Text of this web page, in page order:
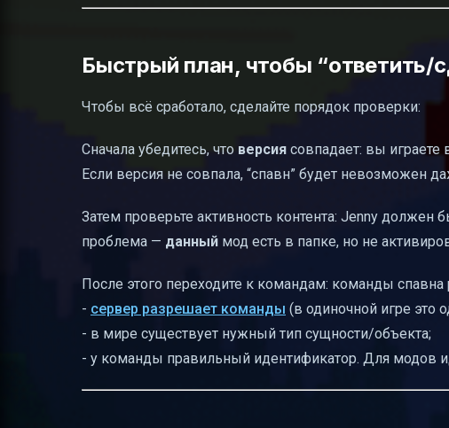
Быстрый план, чтобы “ответить/
Чтобы всё сработало, сделайте порядок проверки:
Сначала убедитесь, что версия совпадает: вы играете
Если версия не совпала, “спавн” будет невозможен
Затем проверьте активность контента: Jenny должен
проблема — данный мод есть в папке, но не
После этого переходите к командам: команды спавна
- сервер разрешает команды (в одиночной игре это
- в мире существует нужный тип сущности/объекта;
- у команды правильный идентификатор. Для модов